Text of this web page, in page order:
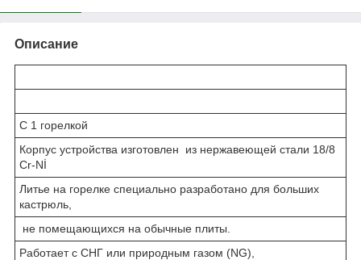
Описание
С 1 горелкой
Корпус устройства изготовлен из нержавеющей стали 18/8
Cr-Nİ
Литье на горелке специально разработано для больших
кастрюль,
не помещающихся на обычные плиты.
Работает с СНГ или природным газом (NG),